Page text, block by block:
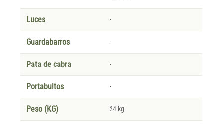
Luces -
Guardabarros -
Pata de cabra -
Portabultos -
Peso (KG) 24 kg